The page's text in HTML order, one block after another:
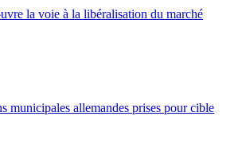
la voie à la libéralisation du marché
municipales allemandes prises pour cible